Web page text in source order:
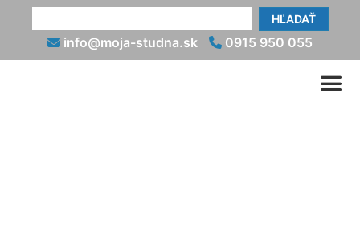
HĽADAŤ
info@moja-studna.sk 0915 950 055